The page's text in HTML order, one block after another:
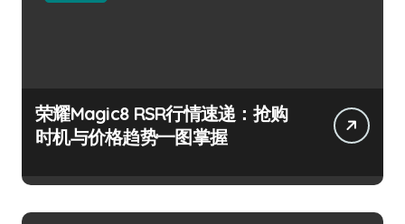
荣耀Magic8 RSR行情速递：抢购
时机与价格趋势一图掌握